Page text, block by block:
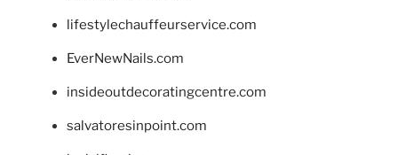
lifestylechauffeurservice.com
EverNewNails.com
insideoutdecoratingcentre.com
salvatoresinpoint.com